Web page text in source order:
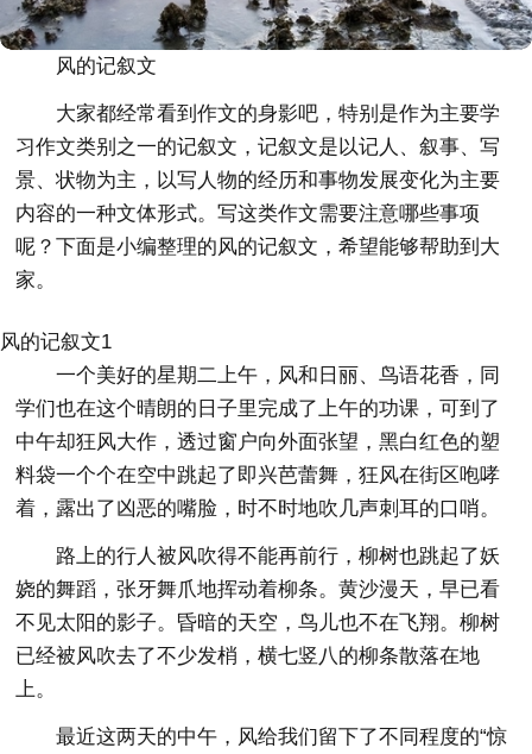
风的记叙文
大家都经常看到作文的身影吧，特别是作为主要学
习作文类别之一的记叙文，记叙文是以记人、叙事、写
景、状物为主，以写人物的经历和事物发展变化为主要
内容的一种文体形式。写这类作文需要注意哪些事项
呢？下面是小编整理的风的记叙文，希望能够帮助到大
家。
风的记叙文1
一个美好的星期二上午，风和日丽、鸟语花香，同
学们也在这个晴朗的日子里完成了上午的功课，可到了
中午却狂风大作，透过窗户向外面张望，黑白红色的塑
料袋一个个在空中跳起了即兴芭蕾舞，狂风在街区咆哮
着，露出了凶恶的嘴脸，时不时地吹几声刺耳的口哨。
路上的行人被风吹得不能再前行，柳树也跳起了妖
娆的舞蹈，张牙舞爪地挥动着柳条。黄沙漫天，早已看
不见太阳的影子。昏暗的天空，鸟儿也不在飞翔。柳树
已经被风吹去了不少发梢，横七竖八的柳条散落在地
上。
最近这两天的中午，风给我们留下了不同程度的“惊